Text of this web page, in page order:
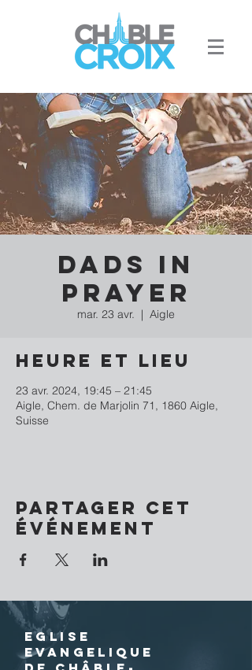
Dads in
prayer
mar. 23 avr.
  |
Aigle
Heure et lieu
23 avr. 2024, 19:45 – 21:45
Aigle, Chem. de Marjolin 71, 1860 Aigle,
Suisse
Partager cet
événement
EGLISE
EVANGELIQUE